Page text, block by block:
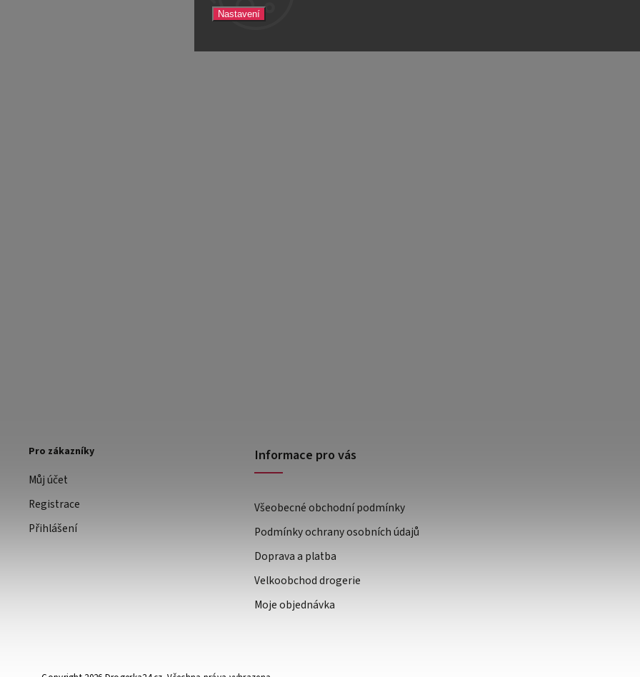
Nastavení
Pro zákazníky
Můj účet
Registrace
Přihlášení
Informace pro vás
Všeobecné obchodní podmínky
Podmínky ochrany osobních údajů
Doprava a platba
Velkoobchod drogerie
Moje objednávka